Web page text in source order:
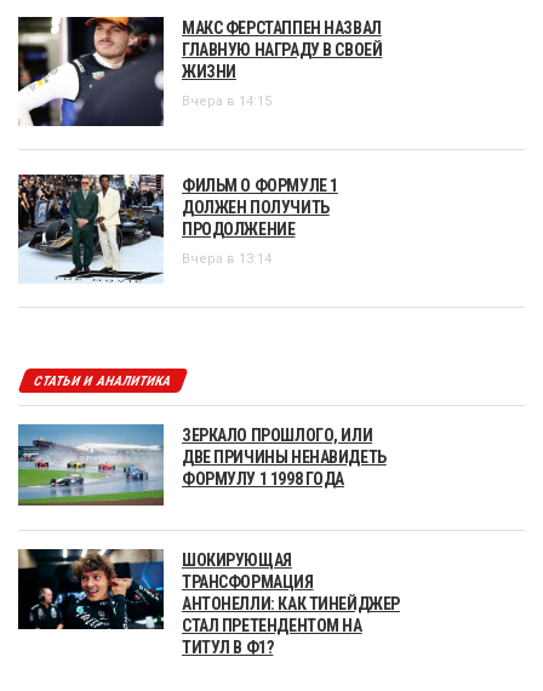
МАКС ФЕРСТАППЕН НАЗВАЛ
ГЛАВНУЮ НАГРАДУ В СВОЕЙ
ЖИЗНИ
Вчера в 14:15
ФИЛЬМ О ФОРМУЛЕ 1
ДОЛЖЕН ПОЛУЧИТЬ
ПРОДОЛЖЕНИЕ
Вчера в 13:14
СТАТЬИ И АНАЛИТИКА
ЗЕРКАЛО ПРОШЛОГО, ИЛИ
ДВЕ ПРИЧИНЫ НЕНАВИДЕТЬ
ФОРМУЛУ 1 1998 ГОДА
ШОКИРУЮЩАЯ
ТРАНСФОРМАЦИЯ
АНТОНЕЛЛИ: КАК ТИНЕЙДЖЕР
СТАЛ ПРЕТЕНДЕНТОМ НА
ТИТУЛ В Ф1?